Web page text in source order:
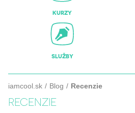
KURZY
SLUŽBY
iamcool.sk Blog Recenzie
RECENZIE